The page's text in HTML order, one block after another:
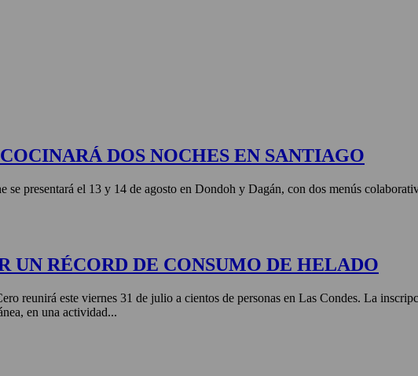
DOS NOCHES EN SANTIAGO
se presentará el 13 y 14 de agosto en Dondoh y Dagán, con dos menús
UN RÉCORD DE CONSUMO DE HELADO
reunirá este viernes 31 de julio a cientos de personas en Las Condes. La
en una actividad...